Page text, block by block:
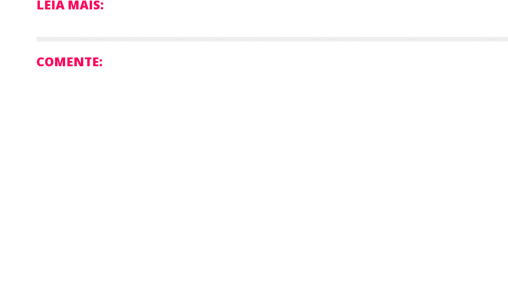
LEIA MAIS:
COMENTE: